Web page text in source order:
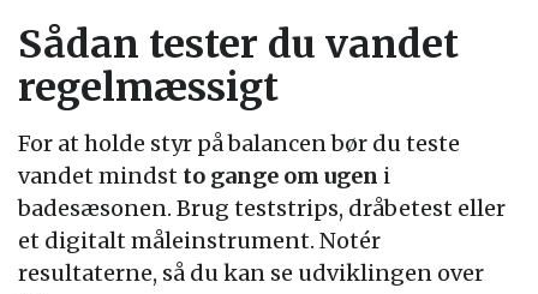
Sådan tester du vandet
regelmæssigt
For at holde styr på balancen bør du teste
vandet mindst to gange om ugen i
badesæsonen. Brug teststrips, dråbetest eller
et digitalt måleinstrument. Notér
resultaterne, så du kan se udviklingen over